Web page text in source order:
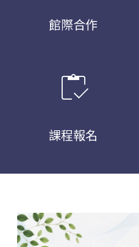
館際合作
inventory
課程報名